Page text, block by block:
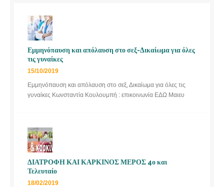
Εμμηνόπαυση και απόλαυση στο σεξ-Δικαίωμα για όλες
τις γυναίκες
15/10/2019
Εμμηνόπαυση και απόλαυση στο σεξ, Δικαίωμα για όλες τις
γυναίκες Κωνσταντία Κουλουμπή : επικοινωνία ΕΔΩ Μαιευ
ΔΙΑΤΡΟΦΗ ΚΑΙ ΚΑΡΚΙΝΟΣ ΜΕΡΟΣ 4ο και
Τελευταίο
18/02/2019